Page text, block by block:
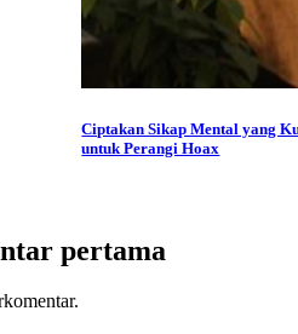
Ciptakan Sikap Mental yang
untuk Perangi Hoax
pertama